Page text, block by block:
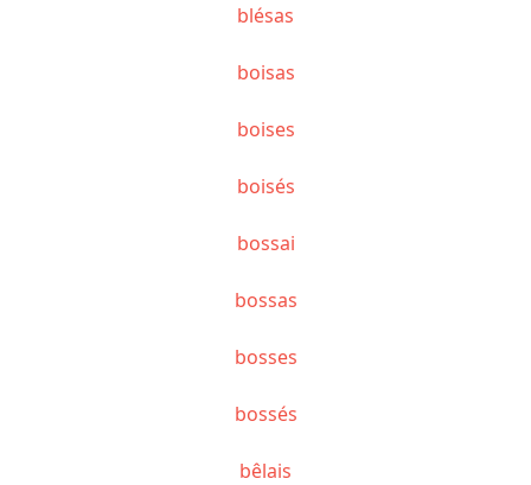
blésas
boisas
boises
boisés
bossai
bossas
bosses
bossés
bêlais